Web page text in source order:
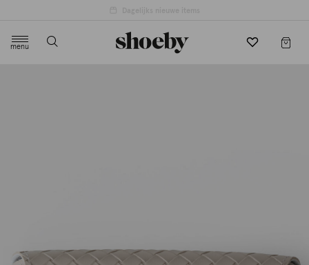
menu